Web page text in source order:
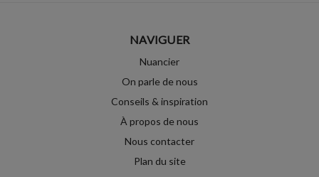
NAVIGUER
Nuancier
On parle de nous
Conseils & inspiration
À propos de nous
Nous contacter
Plan du site